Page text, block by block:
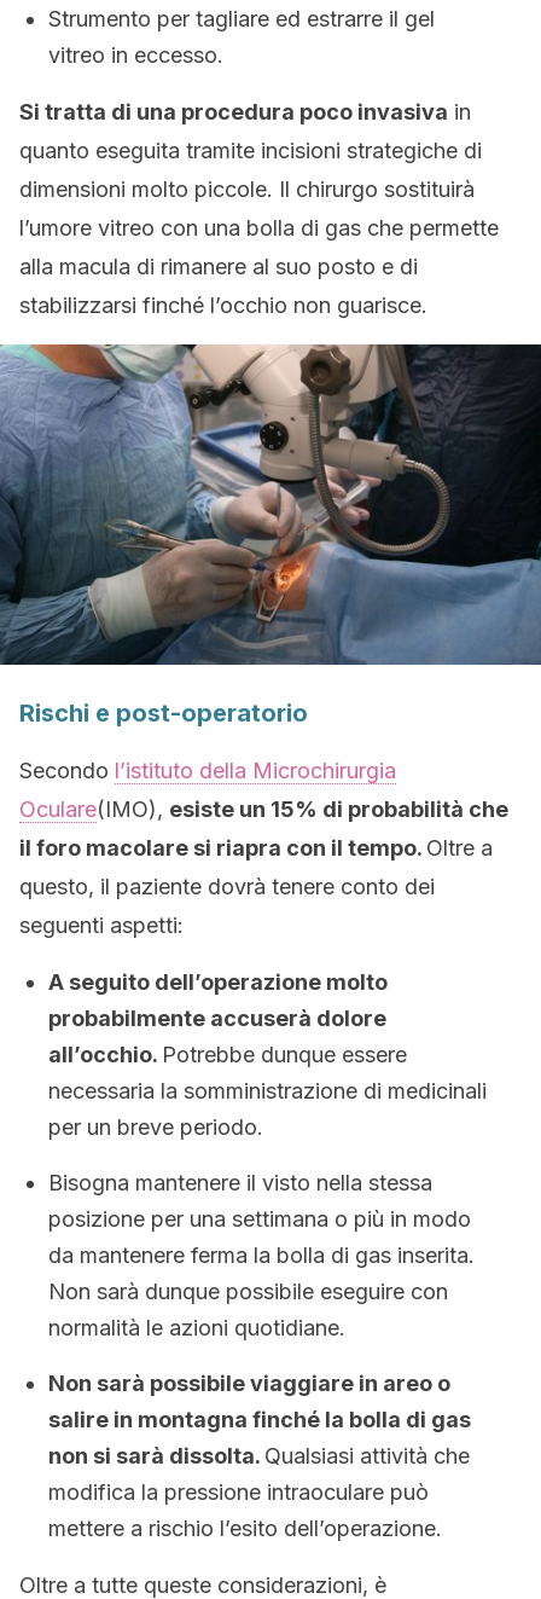
Strumento per tagliare ed estrarre il gel
vitreo in eccesso.
Si tratta di una procedura poco invasiva in
quanto eseguita tramite incisioni strategiche di
dimensioni molto piccole. Il chirurgo sostituirà
l’umore vitreo con una bolla di gas che permette
alla macula di rimanere al suo posto e di
stabilizzarsi finché l’occhio non guarisce.
Rischi e post-operatorio
Secondo l’istituto della Microchirurgia
Oculare(IMO), esiste un 15% di probabilità che
il foro macolare si riapra con il tempo. Oltre a
questo, il paziente dovrà tenere conto dei
seguenti aspetti:
A seguito dell’operazione molto
probabilmente accuserà dolore
all’occhio. Potrebbe dunque essere
necessaria la somministrazione di medicinali
per un breve periodo.
Bisogna mantenere il visto nella stessa
posizione per una settimana o più in modo
da mantenere ferma la bolla di gas inserita.
Non sarà dunque possibile eseguire con
normalità le azioni quotidiane.
Non sarà possibile viaggiare in areo o
salire in montagna finché la bolla di gas
non si sarà dissolta. Qualsiasi attività che
modifica la pressione intraoculare può
mettere a rischio l’esito dell’operazione.
Oltre a tutte queste considerazioni, è